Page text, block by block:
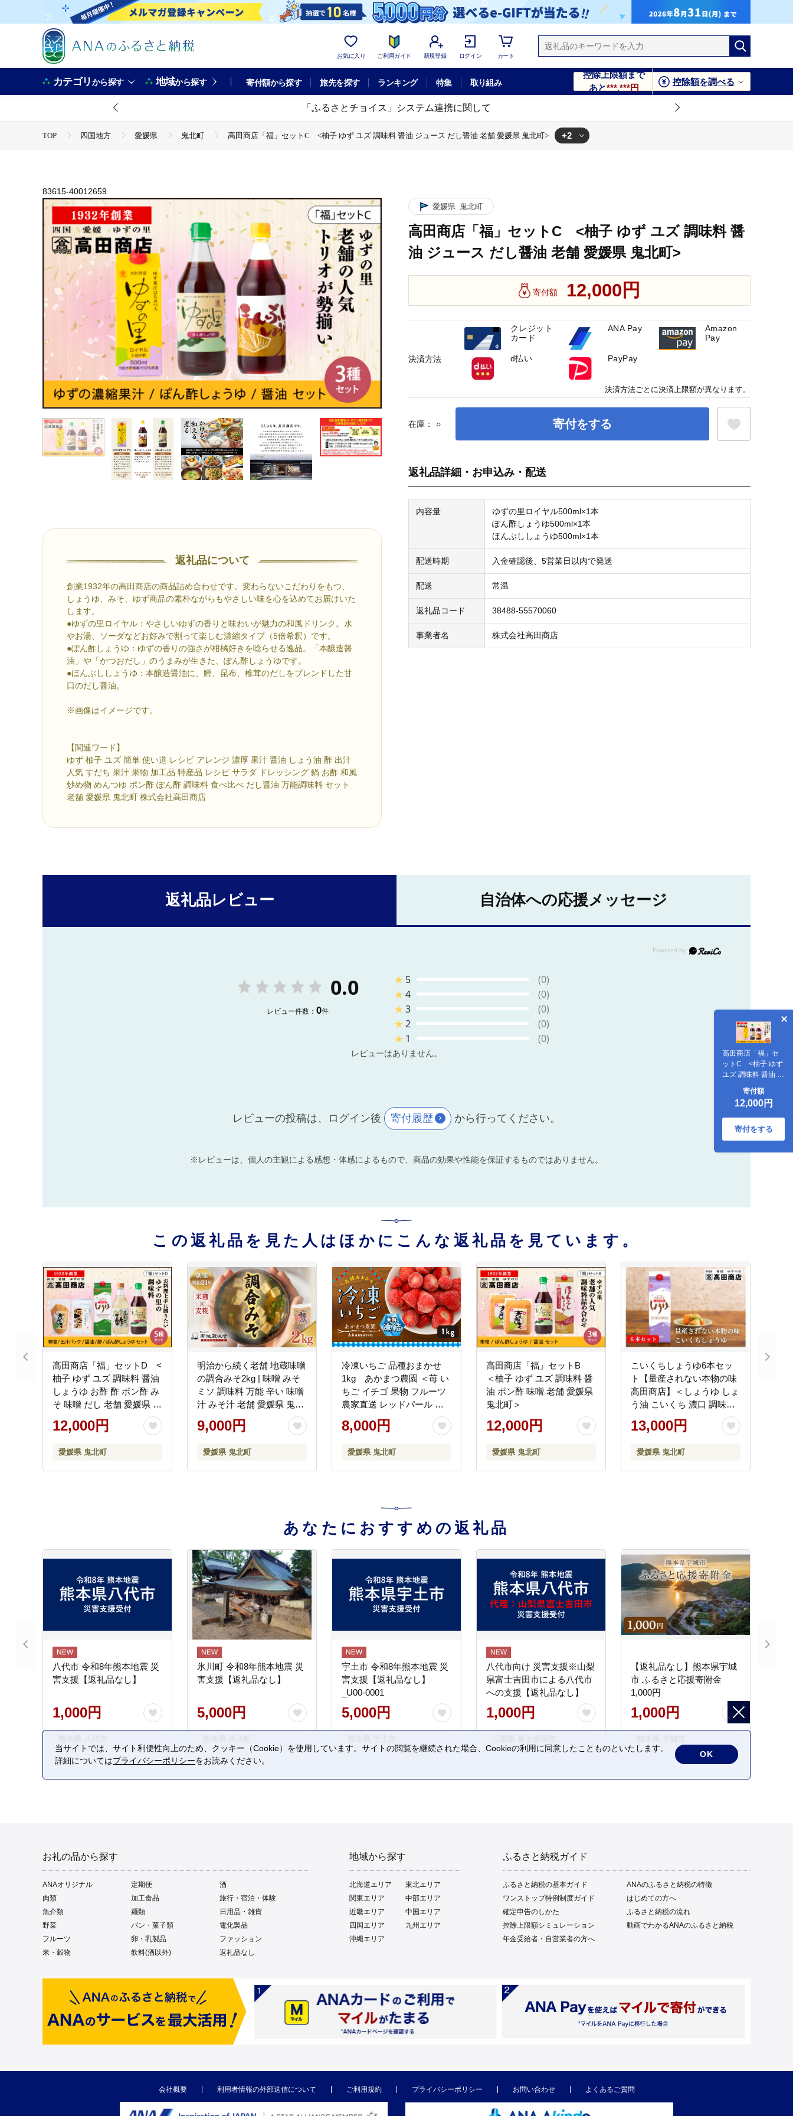
お気に入り ご利用ガイド 新規登録 ログイン カート
カテゴリから探す 地域から探す 寄付額から探す 旅先を探す ランキング 特集 取り組み
控除上限額まで
あと***,***円
控除額を調べる
「ふるさとチョイス」システム連携に関して
TOP 四国地方 愛媛県 鬼北町 高田商店「福」セットC <柚子 ゆず ユズ 調味料 醤油 ジュース だし醤油 老舗 愛媛県 鬼北町> +2
83615-40012659
返礼品について
創業1932年の高田商店の商品詰め合わせです。変わらないこだわりをもつ、
しょうゆ、みそ、ゆず商品の素朴ながらもやさしい味を心を込めてお届けいた
します。
●ゆずの里ロイヤル：やさしいゆずの香りと味わいが魅力の和風ドリンク。水
やお湯、ソーダなどお好みで割って楽しむ濃縮タイプ（5倍希釈）です。
●ぽん酢しょうゆ：ゆずの香りの強さが柑橘好きを唸らせる逸品。「本醸造醤
油」や「かつおだし」のうまみが生きた、ぽん酢しょうゆです。
●ほんぶししょうゆ：本醸造醤油に、鰹、昆布、椎茸のだしをブレンドした甘
口のだし醤油。
※画像はイメージです。
【関連ワード】
ゆず 柚子 ユズ 簡単 使い道 レシピ アレンジ 濃厚 果汁 醤油 しょう油 酢 出汁
人気 すだち 果汁 果物 加工品 特産品 レシピ サラダ ドレッシング 鍋 お酢 和風
炒め物 めんつゆ ポン酢 ぽん酢 調味料 食べ比べ だし醤油 万能調味料 セット
老舗 愛媛県 鬼北町 株式会社高田商店
愛媛県 鬼北町
高田商店「福」セットC <柚子 ゆず ユズ 調味料 醤
油 ジュース だし醤油 老舗 愛媛県 鬼北町>
寄付額 12,000円
在庫： ○ 寄付をする
高田商店「福」セ
ットC <柚子 ゆず
ユズ 調味料 醤油 ジ
ュース だし醤油 老
舗 愛媛県 鬼北町>
寄付額
12,000円
寄付をする
返礼品詳細・お申込み・配送
内容量
ゆずの里ロイヤル500ml×1本
ぽん酢しょうゆ500ml×1本
ほんぶししょうゆ500ml×1本
配送時期 入金確認後、5営業日以内で発送
配送 常温
返礼品コード 38488-55570060
事業者名 株式会社高田商店
決済方法
クレジット
カード
ANA Pay
Amazon
Pay
d払い PayPay
決済方法ごとに決済上限額が異なります。
返礼品レビュー 自治体への応援メッセージ
0.0
レビュー件数： 0件
★ 5
(0)
★4
(0)
★3
(0)
★2
(0)
★ 1 (0)
レビューはありません。
レビューの投稿は、ログイン後 寄付履歴 から行ってください。
※レビューは、個人の主観による感想・体感によるもので、商品の効果や性能を保証するものではありません。
この返礼品を見た人はほかにこんな返礼品を見ています。
高田商店「福」セットD <
柚子 ゆず ユズ 調味料 醤油
しょうゆ お酢 酢 ポン酢 み
そ 味噌 だし 老舗 愛媛県 鬼
12,000円
愛媛県 鬼北町
明治から続く老舗 地蔵味噌
の調合みそ2kg | 味噌 みそ
ミソ 調味料 万能 辛い 味噌
汁 みそ汁 老舗 愛媛県 鬼北
9,000円
愛媛県 鬼北町
冷凍いちご 品種おまかせ
1kg あかまつ農園 ＜苺 い
ちご イチゴ 果物 フルーツ
農家直送 レッドパール 紅
い雫 紅ほっぺ 冷凍 スムー
ジー ジャム お菓子づくり
8,000円
愛媛県 鬼北町
高田商店「福」セットB
＜柚子 ゆず ユズ 調味料 醤
油 ポン酢 味噌 老舗 愛媛県
鬼北町＞
12,000円
愛媛県 鬼北町
こいくちしょうゆ6本セッ
ト【量産されない本物の味
高田商店】＜しょうゆ しょ
う油 こいくち 濃口 調味料
常温 保存 たまごかけご飯
名産品 お取り寄せ 愛媛県
13,000円
愛媛県 鬼北町
あなたにおすすめの返礼品
八代市 令和8年熊本地震 災
害支援【返礼品なし】
1,000円
氷川町 令和8年熊本地震 災
害支援【返礼品なし】
5,000円
宇土市 令和8年熊本地震 災
害支援【返礼品なし】
_U00-0001
5,000円
八代市向け 災害支援※山梨
県富士吉田市による八代市
への支援【返礼品なし】
1,000円
【返礼品なし】熊本県宇城
市 ふるさと応援寄附金
1,000円
1,000円
お礼の品から探す
ANAオリジナル 定期便
酒
肉類
加工食品
旅行・宿泊・体験
魚介類
麺類
日用品・雑貨
野菜
パン・菓子類
電化製品
フルーツ
卵・乳製品
ファッション
米・穀物
飲料(酒以外) 返礼品なし
地域から探す
北海道エリア
東北エリア
関東エリア
中部エリア
近畿エリア
中国エリア
四国エリア
九州エリア
沖縄エリア
ふるさと納税ガイド
ふるさと納税の基本ガイド
ANAのふるさと納税の特徴
ワンストップ特例制度ガイド
はじめての方へ
確定申告のしかた
ふるさと納税の流れ
控除上限額シミュレーション
動画でわかるANAのふるさと納税
年金受給者・自営業者の方へ
会社概要 利用者情報の外部送信について ご利用規約 プライバシーポリシー お問い合わせ よくあるご質問
当サイトでは、サイト利便性向上のため、クッキー（Cookie）を使用しています。サイトの閲覧を継続された場合、Cookieの利用に同意したことものといたします。
詳細についてはプライバシーポリシーをお読みください。
OK